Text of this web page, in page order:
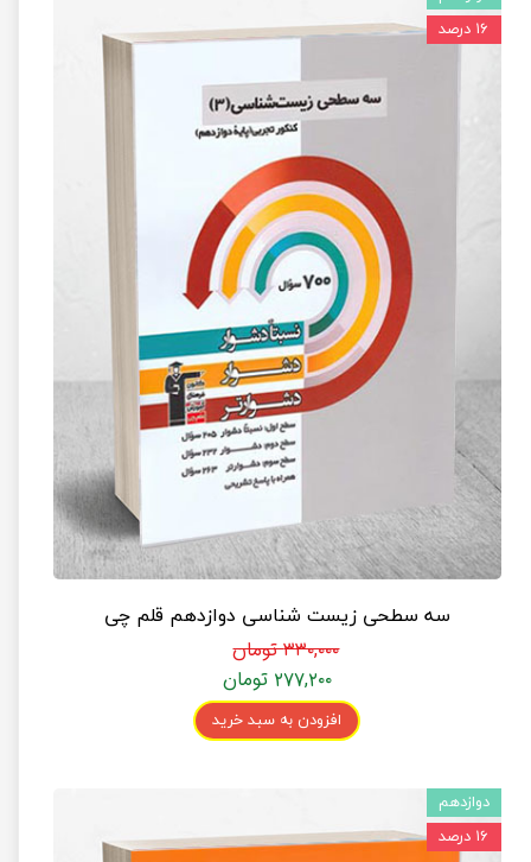
سه سطحی زیست شناسی دوازدهم قلم چی
۳۳۰,۰۰۰ تومان
۲۷۷,۲۰۰ تومان
افزودن به سبد خرید
۱۶ درصد
دوازدهم
۱۶ درصد